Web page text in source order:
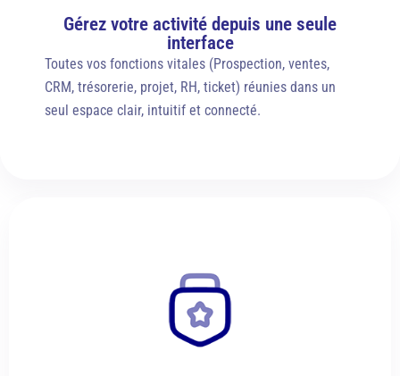
Gérez votre activité depuis une seule
interface
Toutes vos fonctions vitales (Prospection, ventes,
CRM, trésorerie, projet, RH, ticket) réunies dans un
seul espace clair, intuitif et connecté.